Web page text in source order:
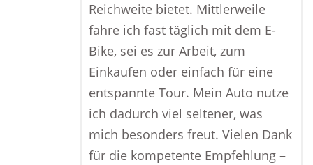
Reichweite bietet. Mittlerweile
fahre ich fast täglich mit dem E-
Bike, sei es zur Arbeit, zum
Einkaufen oder einfach für eine
entspannte Tour. Mein Auto nutze
ich dadurch viel seltener, was
mich besonders freut. Vielen Dank
für die kompetente Empfehlung –